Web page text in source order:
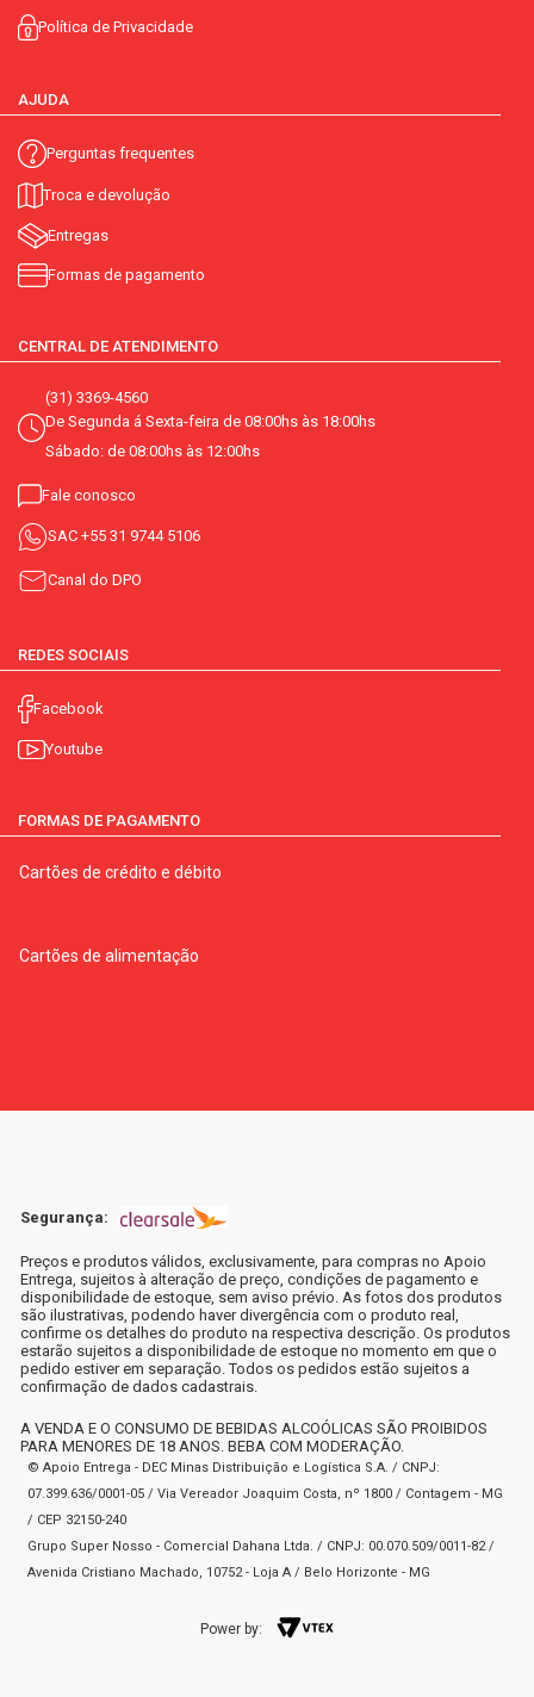
Política de Privacidade
AJUDA
Perguntas frequentes
Troca e devolução
Entregas
Formas de pagamento
CENTRAL DE ATENDIMENTO
(31) 3369-4560
De Segunda á Sexta-feira de 08:00hs às 18:00hs
Sábado: de 08:00hs às 12:00hs
Fale conosco
SAC +55 31 9744 5106
Canal do DPO
REDES SOCIAIS
Facebook
Youtube
FORMAS DE PAGAMENTO
Cartões de crédito e débito
Cartões de alimentação
Segurança:
Preços e produtos válidos, exclusivamente, para compras no Apoio
Entrega, sujeitos à alteração de preço, condições de pagamento e
disponibilidade de estoque, sem aviso prévio. As fotos dos produtos
são ilustrativas, podendo haver divergência com o produto real,
confirme os detalhes do produto na respectiva descrição. Os produtos
estarão sujeitos a disponibilidade de estoque no momento em que o
pedido estiver em separação. Todos os pedidos estão sujeitos a
confirmação de dados cadastrais.
A VENDA E O CONSUMO DE BEBIDAS ALCOÓLICAS SÃO PROIBIDOS
PARA MENORES DE 18 ANOS. BEBA COM MODERAÇÃO.
© Apoio Entrega - DEC Minas Distribuição e Logística S.A. / CNPJ:
07.399.636/0001-05 / Via Vereador Joaquim Costa, nº 1800 / Contagem - MG
/ CEP 32150-240
Grupo Super Nosso - Comercial Dahana Ltda. / CNPJ: 00.070.509/0011-82 /
Avenida Cristiano Machado, 10752 - Loja A / Belo Horizonte - MG
Power by: